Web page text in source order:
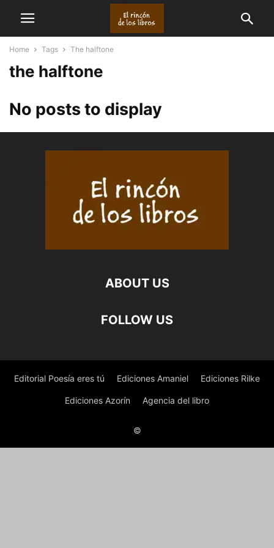
Home Tags The halftone
the halftone
No posts to display
ABOUT US
FOLLOW US
Editorial Poesía eres tú Ediciones Amaniel Ediciones Rilke
Ediciones Azorín Agencia del libro
©